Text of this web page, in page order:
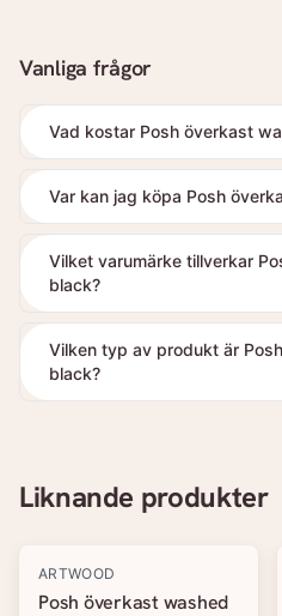
Vanliga frågor
Vad kostar Posh överkast
Var kan jag köpa Posh
Vilket varumärke tillverkar
black?
Vilken typ av produkt är
black?
Liknande produkter
-20%
ARTWOOD
Posh överkast washed